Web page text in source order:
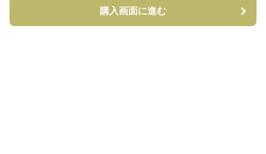
購入画面に進む
購入画面に進む